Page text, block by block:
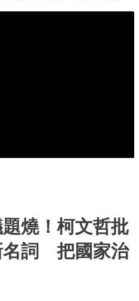
燒！柯文哲批
名詞 把國家治